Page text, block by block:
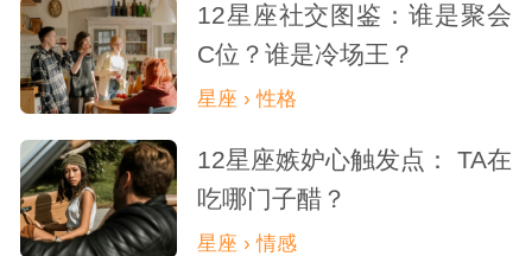
12星座社交图鉴：谁是聚会
C位？谁是冷场王？
星座 › 性格
12星座嫉妒心触发点： TA在
吃哪门子醋？
星座 › 情感